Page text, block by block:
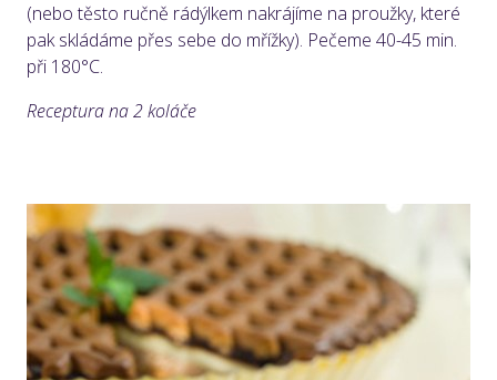
(nebo těsto ručně rádýlkem nakrájíme na proužky, které
pak skládáme přes sebe do mřížky). Pečeme 40-45 min.
při 180°C.
Receptura na 2 koláče